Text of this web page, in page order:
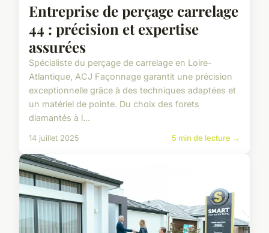
Entreprise de perçage carrelage
44 : précision et expertise
assurées
Spécialiste du perçage de carrelage en Loire-
Atlantique, ACJ Façonnage garantit une précision
exceptionnelle grâce à des techniques adaptées et
un matériel de pointe. Du choix des forets
diamantés à l...
14 juillet 2025 5 min de lecture →